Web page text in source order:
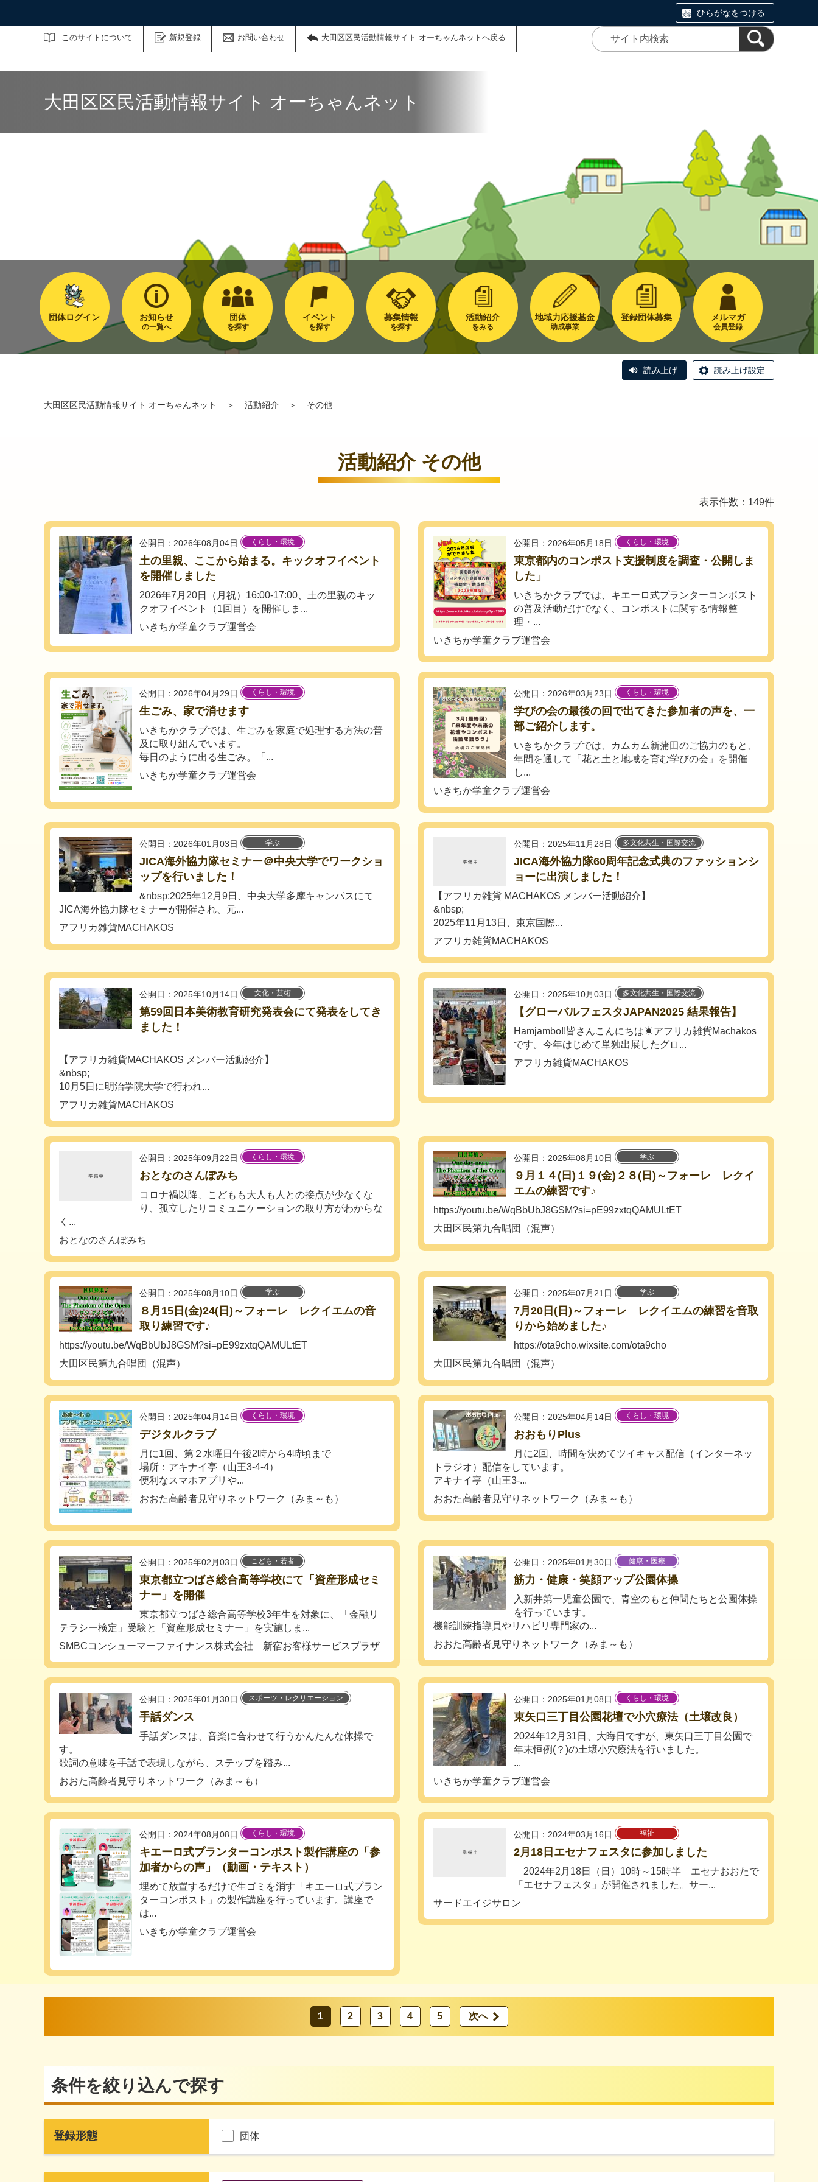
ひらがなをつける
このサイトについて 新規登録 お問い合わせ 大田区区民活動情報サイト オーちゃんネットへ戻る
サイト内検索
大田区区民活動情報サイト オーちゃんネット
団体ログイン お知らせ
の一覧へ
団体
を探す
イベント
を探す
募集情報
を探す
活動紹介
をみる
地域力応援基金
助成事業
登録団体募集 メルマガ
会員登録
読み上げ 読み上げ設定
大田区区民活動情報サイト オーちゃんネット ＞ 活動紹介 ＞ その他
活動紹介 その他
表示件数：149件
公開日：2026年08月04日 くらし・環境
土の里親、ここから始まる。キックオフイベント
を開催しました
2026年7月20日（月祝）16:00-17:00、土の里親のキッ
クオフイベント（1回目）を開催しま...
いきちか学童クラブ運営会
公開日：2026年05月18日 くらし・環境
東京都内のコンポスト支援制度を調査・公開しま
した」
いきちかクラブでは、キエーロ式プランターコンポスト
の普及活動だけでなく、コンポストに関する情報整
理・...
いきちか学童クラブ運営会
公開日：2026年04月29日 くらし・環境
生ごみ、家で消せます
いきちかクラブでは、生ごみを家庭で処理する方法の普
及に取り組んでいます。
毎日のように出る生ごみ。「...
いきちか学童クラブ運営会
公開日：2026年03月23日 くらし・環境
学びの会の最後の回で出てきた参加者の声を、一
部ご紹介します。
いきちかクラブでは、カムカム新蒲田のご協力のもと、
年間を通して「花と土と地域を育む学びの会」を開催
し...
いきちか学童クラブ運営会
公開日：2026年01月03日 学ぶ
JICA海外協力隊セミナー＠中央大学でワークショ
ップを行いました！
&nbsp;2025年12月9日、中央大学多摩キャンパスにて
JICA海外協力隊セミナーが開催され、元...
アフリカ雑貨MACHAKOS
公開日：2025年11月28日 多文化共生・国際交流
JICA海外協力隊60周年記念式典のファッションシ
ョーに出演しました！
【アフリカ雑貨 MACHAKOS メンバー活動紹介】
&nbsp;
2025年11月13日、東京国際...
アフリカ雑貨MACHAKOS
公開日：2025年10月14日 文化・芸術
第59回日本美術教育研究発表会にて発表をしてき
ました！
【アフリカ雑貨MACHAKOS メンバー活動紹介】
&nbsp;
10月5日に明治学院大学で行われ...
アフリカ雑貨MACHAKOS
公開日：2025年10月03日 多文化共生・国際交流
【グローバルフェスタJAPAN2025 結果報告】
Hamjambo!!皆さんこんにちは☀アフリカ雑貨Machakos
です。今年はじめて単独出展したグロ...
アフリカ雑貨MACHAKOS
公開日：2025年09月22日 くらし・環境
おとなのさんぽみち
コロナ禍以降、こどもも大人も人との接点が少なくな
り、孤立したりコミュニケーションの取り方がわからな
く...
おとなのさんぽみち
公開日：2025年08月10日 学ぶ
９月１４(日)１９(金)２８(日)～フォーレ レクイ
エムの練習です♪
https://youtu.be/WqBbUbJ8GSM?si=pE99zxtqQAMULtET
大田区民第九合唱団（混声）
公開日：2025年08月10日 学ぶ
８月15日(金)24(日)～フォーレ レクイエムの音
取り練習です♪
https://youtu.be/WqBbUbJ8GSM?si=pE99zxtqQAMULtET
大田区民第九合唱団（混声）
公開日：2025年07月21日 学ぶ
7月20日(日)～フォーレ レクイエムの練習を音取
りから始めました♪
https://ota9cho.wixsite.com/ota9cho
大田区民第九合唱団（混声）
公開日：2025年04月14日 くらし・環境
デジタルクラブ
月に1回、第２水曜日午後2時から4時頃まで
場所：アキナイ亭（山王3-4-4）
便利なスマホアプリや...
おおた高齢者見守りネットワーク（みま～も）
公開日：2025年04月14日 くらし・環境
おおもりPlus
月に2回、時間を決めてツイキャス配信（インターネッ
トラジオ）配信をしています。
アキナイ亭（山王3-...
おおた高齢者見守りネットワーク（みま～も）
公開日：2025年02月03日 こども・若者
東京都立つばさ総合高等学校にて「資産形成セミ
ナー」を開催
東京都立つばさ総合高等学校3年生を対象に、「金融リ
テラシー検定」受験と「資産形成セミナー」を実施しま...
SMBCコンシューマーファイナンス株式会社 新宿お客様サービスプラザ
公開日：2025年01月30日 健康・医療
筋力・健康・笑顔アップ公園体操
入新井第一児童公園で、青空のもと仲間たちと公園体操
を行っています。
機能訓練指導員やリハビリ専門家の...
おおた高齢者見守りネットワーク（みま～も）
公開日：2025年01月30日 スポーツ・レクリエーション
手話ダンス
手話ダンスは、音楽に合わせて行うかんたんな体操で
す。
歌詞の意味を手話で表現しながら、ステップを踏み...
おおた高齢者見守りネットワーク（みま～も）
公開日：2025年01月08日 くらし・環境
東矢口三丁目公園花壇で小穴療法（土壌改良）
2024年12月31日、大晦日ですが、東矢口三丁目公園で
年末恒例(？)の土壌小穴療法を行いました。
...
いきちか学童クラブ運営会
公開日：2024年08月08日 くらし・環境
キエーロ式プランターコンポスト製作講座の「参
加者からの声」（動画・テキスト）
埋めて放置するだけで生ゴミを消す「キエーロ式プラン
ターコンポスト」の製作講座を行っています。講座で
は...
いきちか学童クラブ運営会
公開日：2024年03月16日 福祉
2月18日エセナフェスタに参加しました
2024年2月18日（日）10時～15時半 エセナおおたで
「エセナフェスタ」が開催されました。サー...
サードエイジサロン
1 2 3 4 5 次へ
条件を絞り込んで探す
登録形態 団体